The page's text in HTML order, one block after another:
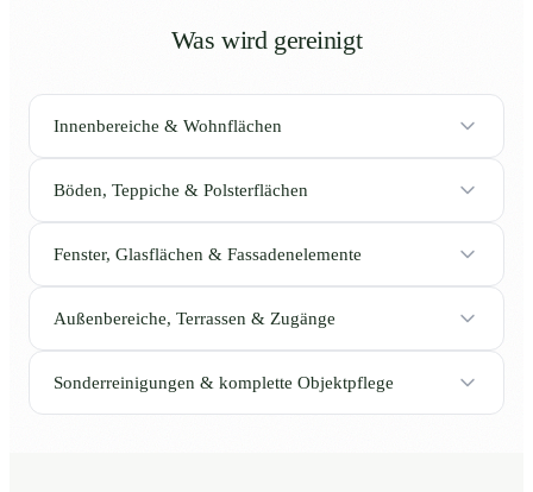
Was wird gereinigt
Innenbereiche & Wohnflächen
Böden, Teppiche & Polsterflächen
Fenster, Glasflächen & Fassadenelemente
Außenbereiche, Terrassen & Zugänge
Sonderreinigungen & komplette Objektpflege